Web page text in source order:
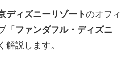
ディズニーリゾートのオフィ
「 ファンダフル・ディズニ
解説します。